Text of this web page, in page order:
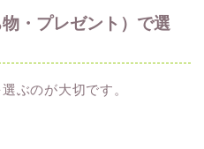
・プレゼント）で選
ぶのが大切です。